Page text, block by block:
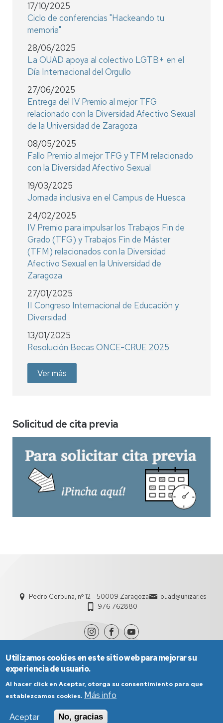
17/10/2025
Ciclo de conferencias "Hackeando tu
memoria"
28/06/2025
La OUAD apoya al colectivo LGTB+ en el
Día Internacional del Orgullo
27/06/2025
Entrega del IV Premio al mejor TFG
relacionado con la Diversidad Afectivo Sexual
de la Universidad de Zaragoza
08/05/2025
Fallo Premio al mejor TFG y TFM relacionado
con la Diversidad Afectivo Sexual
19/03/2025
Jornada inclusiva en el Campus de Huesca
24/02/2025
IV Premio para impulsar los Trabajos Fin de
Grado (TFG) y Trabajos Fin de Máster
(TFM) relacionados con la Diversidad
Afectivo Sexual en la Universidad de
Zaragoza
27/01/2025
II Congreso Internacional de Educación y
Diversidad
13/01/2025
Resolución Becas ONCE-CRUE 2025
Ver más
Solicitud de cita previa
Pedro Cerbuna, nº 12 - 50009 Zaragoza
ouad@unizar.es
976 762880
Aviso Legal
Condiciones generales de uso
Política de Privacidad
Utilizamos cookies en este sitio web para mejorar su
experiencia de usuario.
Al hacer click en Aceptar, otorga su consentimiento para que
establezcamos cookies. Más info
Aceptar
No, gracias